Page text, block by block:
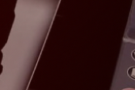
CAMISETAS
TIE DYE